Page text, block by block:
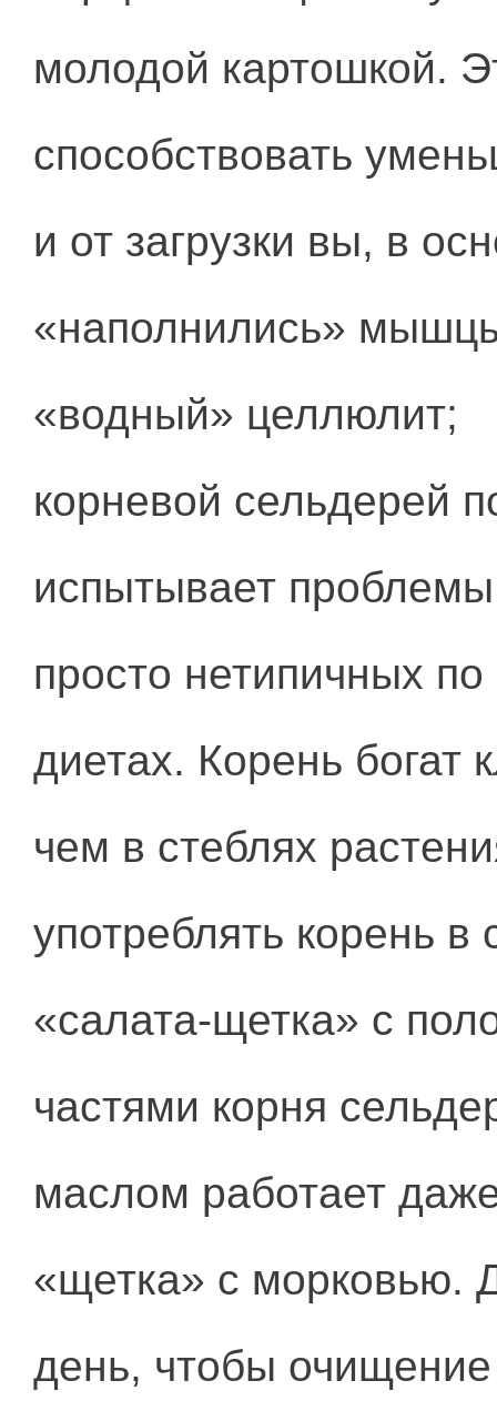
молодой картошкой.
способствовать
и от загрузки вы, в
«наполнились»
«водный» целлюлит;
корневой сельдерей
испытывает
просто нетипичных
диетах. Корень богат
чем в стеблях
употреблять корень
«салата-щетка» с
частями корня
маслом работает
«щетка» с морковью.
день, чтобы